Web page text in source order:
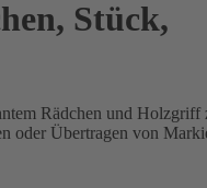
Stück,
Rädchen und Holzgriff
oder Übertragen von